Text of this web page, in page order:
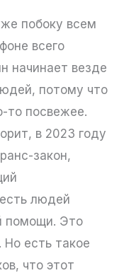
побоку всем
всего
начинает везде
потому что
то посвежее.
в 2023 году
закон,
людей
помощи. Это
Но есть такое
что этот